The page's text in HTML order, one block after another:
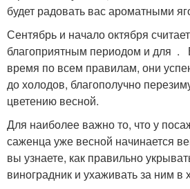
будет радовать вас ароматными
Сентябрь и начало октября
благоприятным периодом и для .
время по всем правилам, они
до холодов, благополучно
цветению весной.
Для наиболее важно то, что у
саженца уже весной начинается
вы узнаете, как правильно
виноградник и ухаживать за ним в